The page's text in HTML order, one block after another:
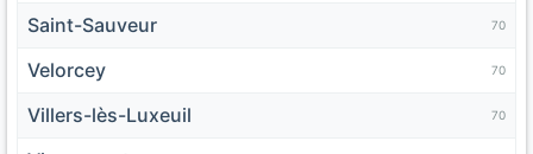
Saint-Sauveur 70
Velorcey 70
Villers-lès-Luxeuil 70